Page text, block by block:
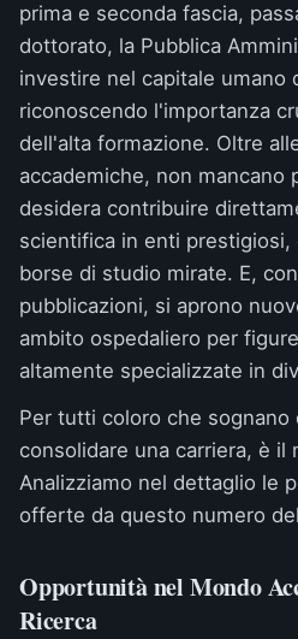
prima e seconda fascia,
dottorato, la Pubblica
investire nel capitale umano
riconoscendo l'importanza
dell'alta formazione. Oltre
accademiche, non mancano
desidera contribuire
scientifica in enti prestigiosi,
borse di studio mirate. E,
pubblicazioni, si aprono
ambito ospedaliero per
altamente specializzate in
Per tutti coloro che sognano
consolidare una carriera, è il
Analizziamo nel dettaglio le
offerte da questo numero
Opportunità nel Mondo
Ricerca